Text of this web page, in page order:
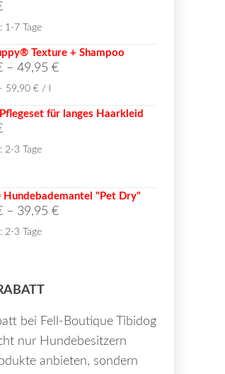
1-7 Tage
Texture + Shampoo
– 49,95 €
59,90 € /
für langes Haarkleid
2-3 Tage
Hundebademantel "Pet Dry"
– 39,95 €
2-3 Tage
bei Fell-Boutique Tibidog
nur Hundebesitzern
anbieten, sondern